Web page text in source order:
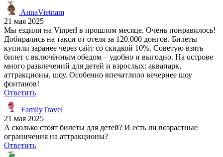
AnnaVietnam
21 мая 2025
Мы ездили на Vinperl в прошлом месяце. Очень понравилось!
Добирались на такси от отеля за 120.000 донгов. Билеты
купили заранее через сайт со скидкой 10%. Советую взять
билет с включённым обедом – удобно и выгодно. На острове
много развлечений для детей и взрослых: аквапарк,
аттракционы, шоу. Особенно впечатлило вечернее шоу
фонтанов!
Ответить
FamilyTravel
21 мая 2025
А сколько стоят билеты для детей? И есть ли возрастные
ограничения на аттракционы?
Ответить